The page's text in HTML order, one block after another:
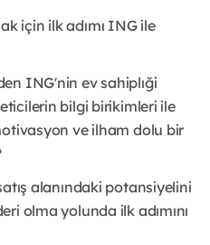
için ilk adımı ING ile
ING'nin ev sahiplıği
bilgi birikimleri ile
ve ilham dolu bir
alanındaki potansiyelini
olma yolunda ilk adımını